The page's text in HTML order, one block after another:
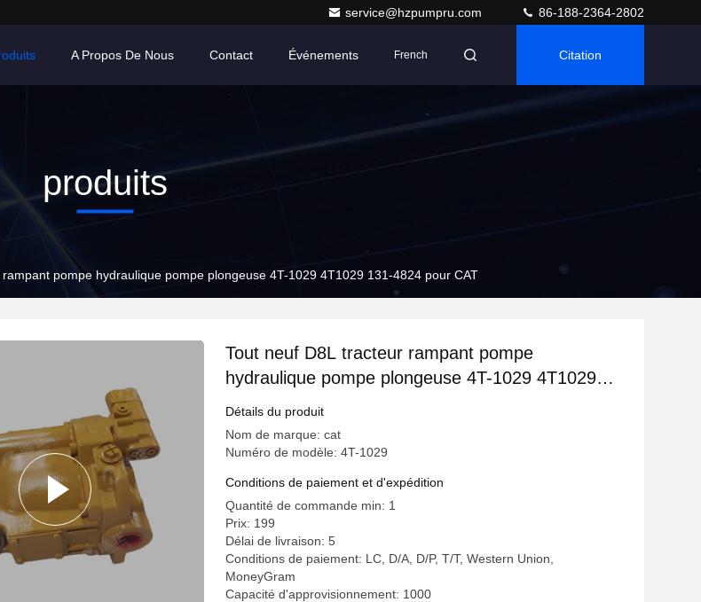
service@hzpumpru.com 86-188-2364-2802
A Propos De Nous Contact Événements French Citation
produits
pompe hydraulique pompe plongeuse 4T-1029 4T1029 131-4824 pour CAT
Tout neuf D8L tracteur rampant pompe
hydraulique pompe plongeuse 4T-1029 4T1029
131-4824 pour CAT
Détails du produit
Nom de marque: cat
Numéro de modèle: 4T-1029
Conditions de paiement et d'expédition
Quantité de commande min: 1
Prix: 199
Délai de livraison: 5
Conditions de paiement: LC, D/A, D/P, T/T, Western Union,
MoneyGram
Capacité d'approvisionnement: 1000